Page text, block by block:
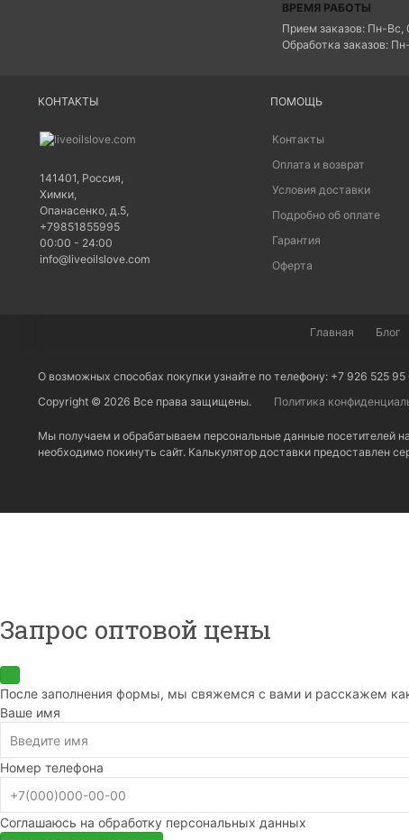
ВРЕМЯ РАБОТЫ
Прием заказов: Пн-Вс,
Обработка заказов:
КОНТАКТЫ
141401, Россия,
Химки,
Опанасенко, д.5,
+79851855995
00:00 - 24:00
info@liveoilslove.com
ПОМОЩЬ
Контакты
Оплата и возврат
Условия доставки
Подробно об оплате
Гарантия
Оферта
Главная Блог
О возможных способах покупки узнайте по телефону: +7 926 525 95
Copyright © 2026 Все права защищены.
Политика
Мы получаем и обрабатываем персональные данные посетителей
необходимо покинуть сайт. Калькулятор доставки предоставлен
Запрос оптовой цены
После заполнения формы, мы свяжемся с вами и расскажем
Ваше имя
Номер телефона
Соглашаюсь на обработку персональных данных